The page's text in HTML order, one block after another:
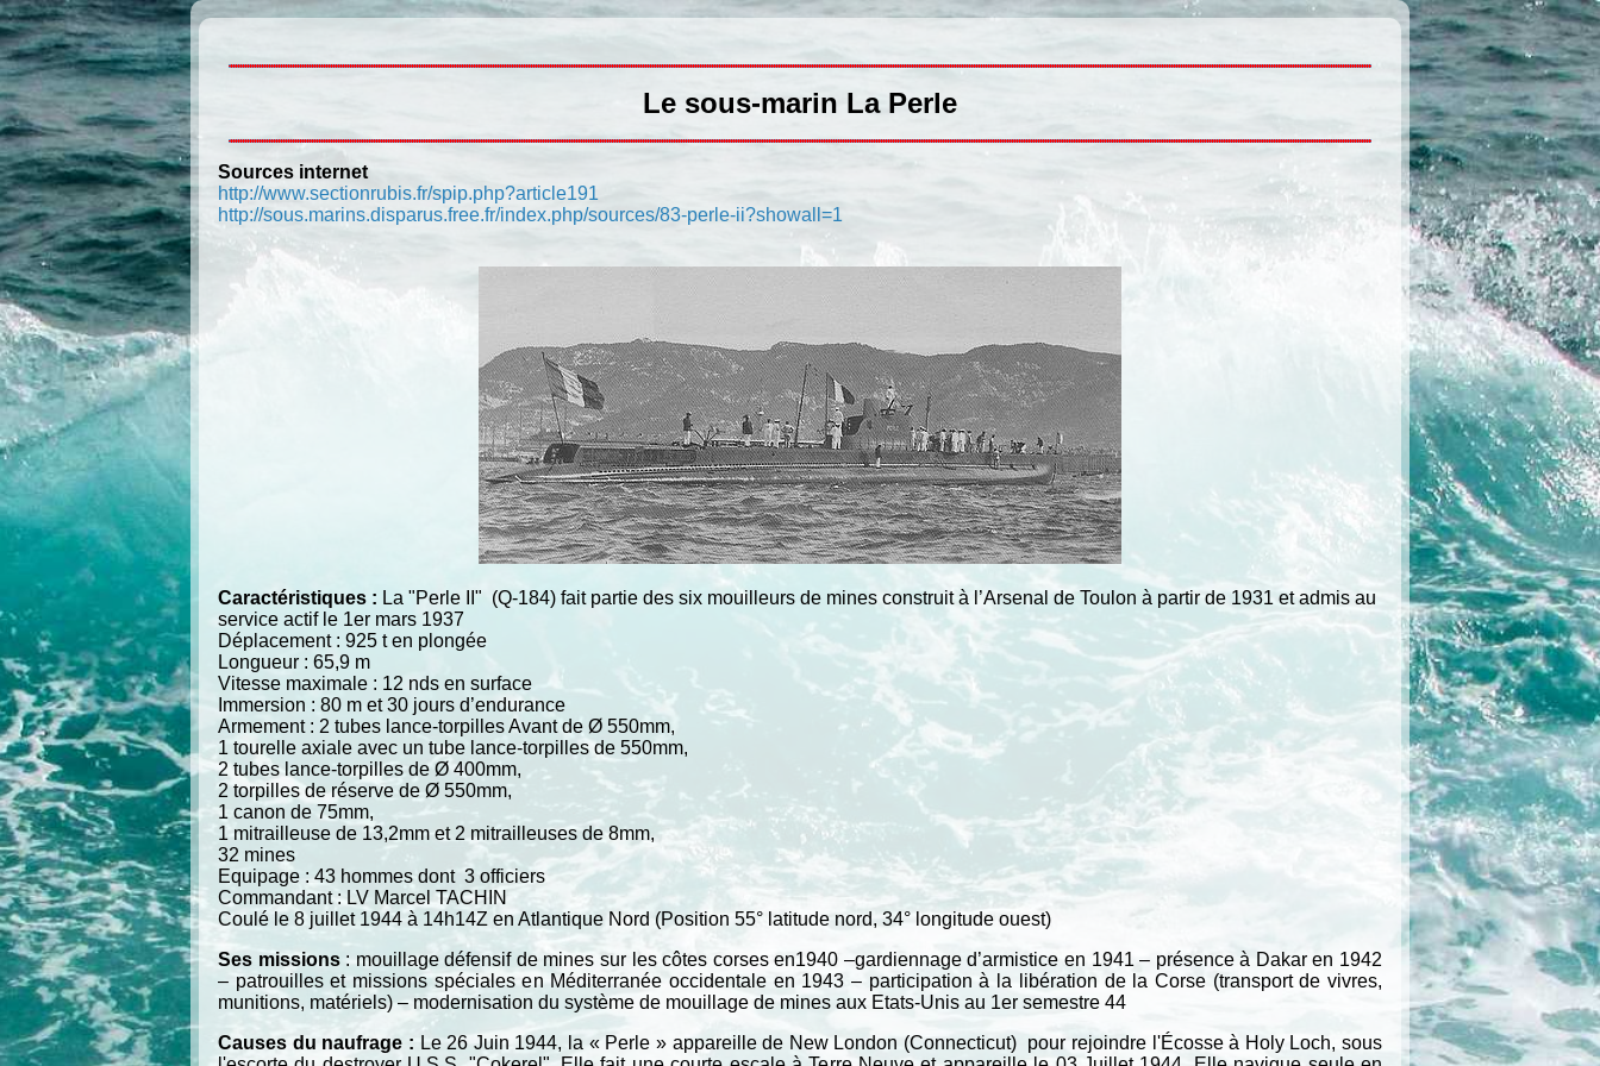
Le sous-marin La Perle
Sources internet
http://www.sectionrubis.fr/spip.php?article191
http://sous.marins.disparus.free.fr/index.php/sources/83-perle-ii?showall=1
Caractéristiques : La "Perle II" (Q-184) fait partie des six mouilleurs de mines construit à l’Arsenal de Toulon à partir de 1931 et admis au
service actif le 1er mars 1937
Déplacement : 925 t en plongée
Longueur : 65,9 m
Vitesse maximale : 12 nds en surface
Immersion : 80 m et 30 jours d’endurance
Armement : 2 tubes lance-torpilles Avant de Ø 550mm,
1 tourelle axiale avec un tube lance-torpilles de 550mm,
2 tubes lance-torpilles de Ø 400mm,
2 torpilles de réserve de Ø 550mm,
1 canon de 75mm,
1 mitrailleuse de 13,2mm et 2 mitrailleuses de 8mm,
32 mines
Equipage : 43 hommes dont 3 officiers
Commandant : LV Marcel TACHIN
Coulé le 8 juillet 1944 à 14h14Z en Atlantique Nord (Position 55° latitude nord, 34° longitude ouest)
Ses missions : mouillage défensif de mines sur les côtes corses en1940 –gardiennage d’armistice en 1941 – présence à Dakar en 1942
– patrouilles et missions spéciales en Méditerranée occidentale en 1943 – participation à la libération de la Corse (transport de vivres,
munitions, matériels) – modernisation du système de mouillage de mines aux Etats-Unis au 1er semestre 44
Causes du naufrage : Le 26 Juin 1944, la « Perle » appareille de New London (Connecticut) pour rejoindre l'Écosse à Holy Loch, sous